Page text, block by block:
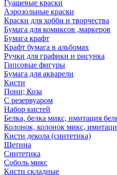
Гуашевые краски
Аэрозольные краски
Краски для хобби и творчества
Бумага для комиксов ,маркеров
Бумага крафт
Крафт бумага в альбомах
Ручки для графики и рисунка
Гипсовые фигуры
Бумага для акварели
Кисти
Пони; Коза
С резервуаром
Набор кистей
Белка, белка микс, имитация
Колонок, колонок микс,
Кисти декола (синтетика)
Щетина
Синтетика
Соболь микс
Кисти складные